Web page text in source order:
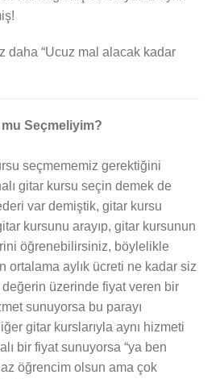
daha “Ucuz mal alacak kadar
mu Seçmeliyim?
seçmememiz gerektiğini
gitar kursu seçin demek de
var demiştik, gitar kursu
kursunu arayıp, gitar kursunun
öğrenebilirsiniz, böylelikle
ortalama aylık ücreti ne kadar siz
üzerinde fiyat veren bir
sunuyorsa bu parayı
gitar kurslarıyla aynı hizmeti
bir fiyat sunuyorsa “ya ben
öğrencim olsun ama çok